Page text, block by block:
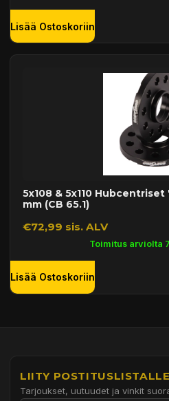
Lisää Ostoskoriin
5x108 & 5x110
mm (CB 65.1)
€72,99 sis. ALV
Toimitus arviolta
Lisää Ostoskoriin
LIITY POSTITUSLISTALLE
Tarjoukset, uutuudet ja vinkit